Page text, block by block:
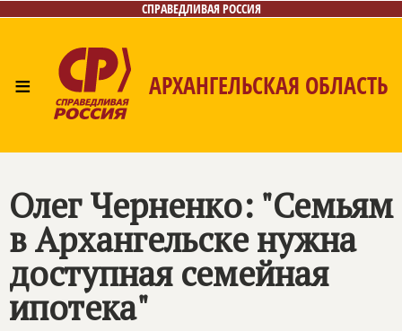
СПРАВЕДЛИВАЯ РОССИЯ
≡ АРХАНГЕЛЬСКАЯ ОБЛАСТЬ
Поиск
Олег Черненко: "Семьям
в Архангельске нужна
доступная семейная
ипотека"